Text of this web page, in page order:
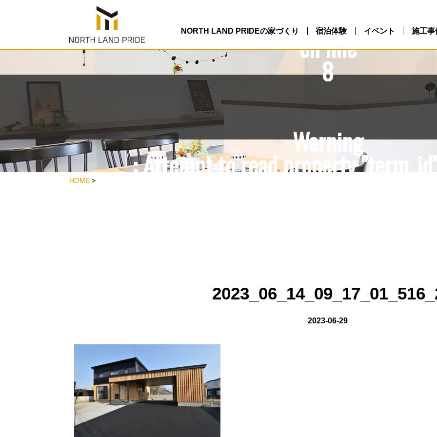
NORTH LAND PRIDEの家づくり 宿泊体験 イベント 施工事
content/themes/NLP/
on line
8
Warning
: Attempt to read property
/home/rdesign10/northlandpride.com/
HOME >
2023-06-29